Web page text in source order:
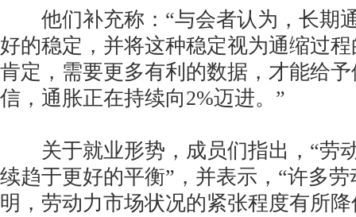
他们补充称：“与会者认为，长期
好的稳定，并将这种稳定视为通缩过
肯定，需要更多有利的数据，才能给
信，通胀正在持续向2%迈进。”
关于就业形势，成员们指出，“劳
续趋于更好的平衡”，并表示，“许多
明，劳动力市场状况的紧张程度有所